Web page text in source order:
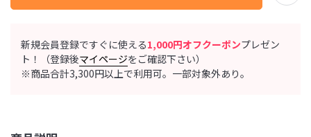
新規会員登録ですぐに使える1,000円オフクーポンプレゼン
ト！（登録後マイページをご確認下さい）
※商品合計3,300円以上で利用可。一部対象外あり。